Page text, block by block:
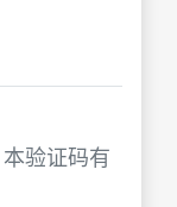
验证码有